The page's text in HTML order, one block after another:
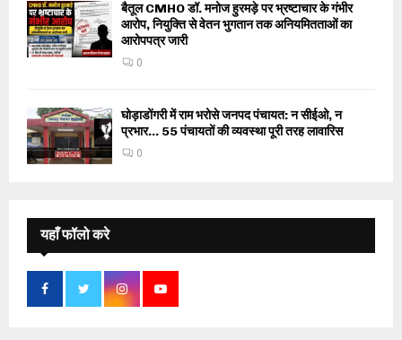
बैतूल CMHO डॉ. मनोज हुरमड़े पर भ्रष्टाचार के गंभीर
आरोप, नियुक्ति से वेतन भुगतान तक अनियमितताओं का
आरोपपत्र जारी
0
घोड़ाडोंगरी में राम भरोसे जनपद पंचायत: न सीईओ, न
प्रभार… 55 पंचायतों की व्यवस्था पूरी तरह लावारिस
0
यहाँ फॉलो करे